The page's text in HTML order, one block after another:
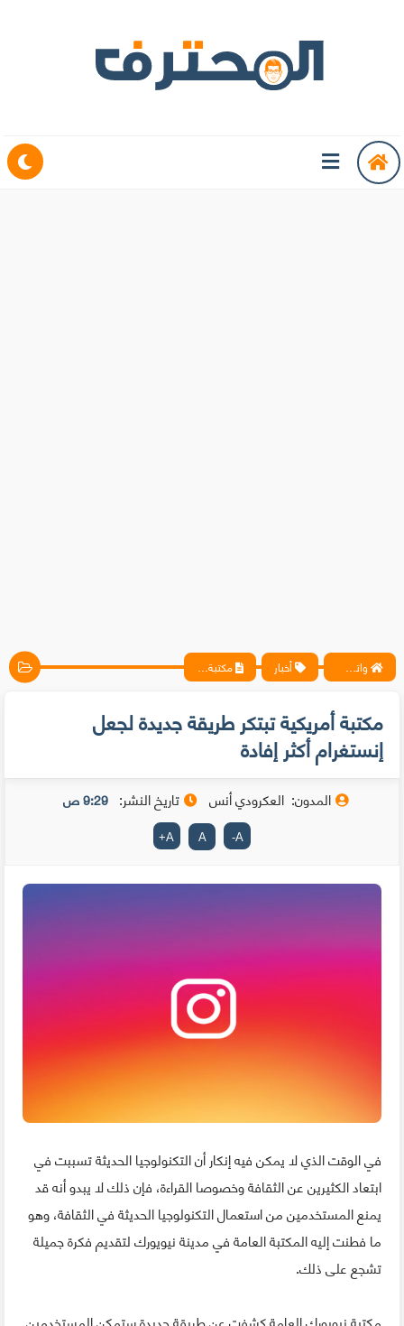
واتس آب ، فيسبوك ، أنترنت ، شروحات تقنية حصرية - المحترف أخبار مكتبة أمريكية تبتكر طريقة جديدة لجعل إنستغرام أكثر إفادة
مكتبة أمريكية تبتكر طريقة جديدة لجعل
إنستغرام أكثر إفادة
المدون: العكرودي أنس تاريخ النشر: 9:29 ص
A
-
A
A
+
في الوقت الذي لا يمكن فيه إنكار أن التكنولوجيا الحديثة تسببت في
ابتعاد الكثيرين عن الثقافة وخصوصا القراءة، فإن ذلك لا يبدو أنه قد
يمنع المستخدمين من استعمال التكنولوجيا الحديثة في الثقافة، وهو
ما فطنت إليه المكتبة العامة في مدينة نيويورك لتقديم فكرة جميلة
تشجع على ذلك.